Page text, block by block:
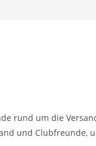
rund um die
und Clubfreunde,